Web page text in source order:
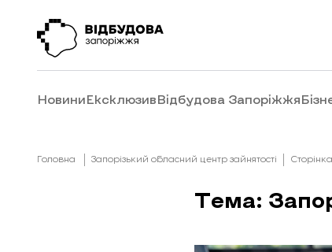
НовиниЕксклюзивВідбудова Запоріжжя
Головна Запорізький обласний центр зайнятості
Тема: